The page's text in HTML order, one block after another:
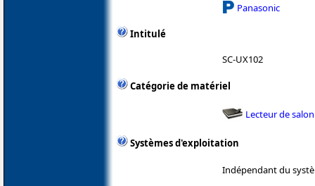
Panasonic
Intitulé
SC-UX102
Catégorie de matériel
Lecteur de salon
Systèmes d'exploitation
Indépendant du